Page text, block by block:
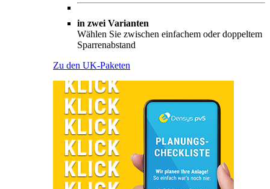
in zwei Varianten
Wählen Sie zwischen einfachem oder doppeltem
Sparrenabstand
Zu den UK-Paketen